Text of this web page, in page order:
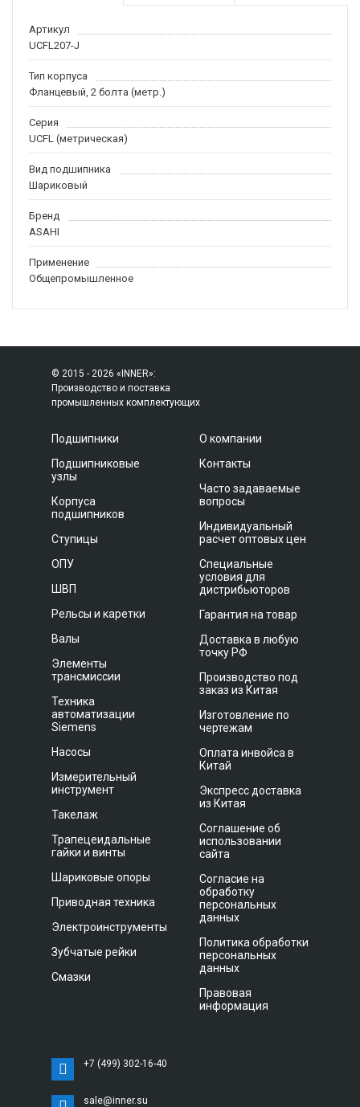
Артикул
UCFL207-J
Тип корпуса
Фланцевый, 2 болта (метр.)
Серия
UCFL (метрическая)
Вид подшипника
Шариковый
Бренд
ASAHI
Применение
Общепромышленное
© 2015 - 2026 «INNER»:
Производство и поставка
промышленных комплектующих
Подшипники
Подшипниковые
узлы
Корпуса
подшипников
Ступицы
ОПУ
ШВП
Рельсы и каретки
Валы
Элементы
трансмиссии
Техника
автоматизации
Siemens
Насосы
Измерительный
инструмент
Такелаж
Трапецеидальные
гайки и винты
Шариковые опоры
Приводная техника
Электроинструменты
Зубчатые рейки
Смазки
О компании
Контакты
Часто задаваемые
вопросы
Индивидуальный
расчет оптовых цен
Специальные
условия для
дистрибьюторов
Гарантия на товар
Доставка в любую
точку РФ
Производство под
заказ из Китая
Изготовление по
чертежам
Оплата инвойса в
Китай
Экспресс доставка
из Китая
Соглашение об
использовании
сайта
Согласие на
обработку
персональных
данных
Политика обработки
персональных
данных
Правовая
информация
+7 (499) 302-16-40
sale@inner.su